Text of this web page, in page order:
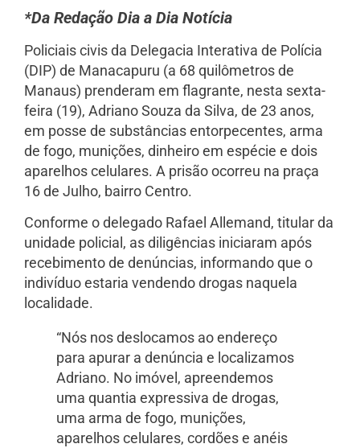
*Da Redação Dia a Dia Notícia
Policiais civis da Delegacia Interativa de Polícia
(DIP) de Manacapuru (a 68 quilômetros de
Manaus) prenderam em flagrante, nesta sexta-
feira (19), Adriano Souza da Silva, de 23 anos,
em posse de substâncias entorpecentes, arma
de fogo, munições, dinheiro em espécie e dois
aparelhos celulares. A prisão ocorreu na praça
16 de Julho, bairro Centro.
Conforme o delegado Rafael Allemand, titular da
unidade policial, as diligências iniciaram após
recebimento de denúncias, informando que o
indivíduo estaria vendendo drogas naquela
localidade.
“Nós nos deslocamos ao endereço
para apurar a denúncia e localizamos
Adriano. No imóvel, apreendemos
uma quantia expressiva de drogas,
uma arma de fogo, munições,
aparelhos celulares, cordões e anéis